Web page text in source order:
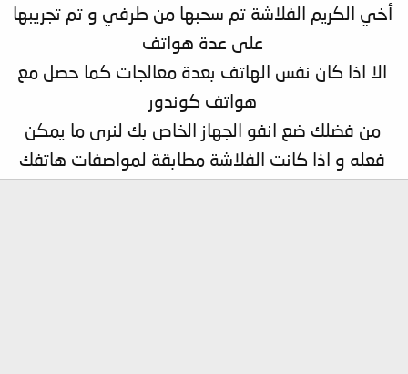
أخي الكريم الفلاشة تم سحبها من طرفي و تم تجريبها
على عدة هواتف
الا اذا كان نفس الهاتف بعدة معالجات كما حصل مع
هواتف كوندور
من فضلك ضع انفو الجهاز الخاص بك لنرى ما يمكن
فعله و اذا كانت الفلاشة مطابقة لمواصفات هاتفك